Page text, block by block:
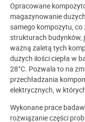
Opracowane
magazynowanie
samego kompozytu, co
strukturach budynków,
ważną zaletą tych
dużych ilości ciepła w
28°C. Pozwala to na
przechładzania
elektrycznych, w
Wykonane prace
rozwiązanie części